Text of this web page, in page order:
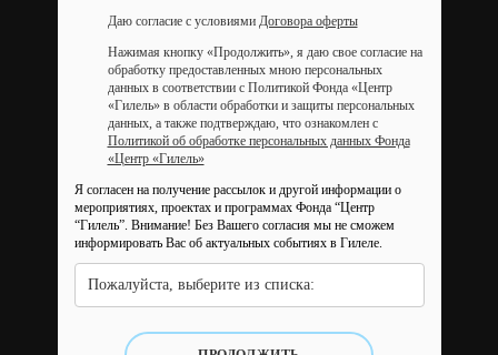
Даю согласие с условиями Договора оферты
Нажимая кнопку «Продолжить», я даю свое согласие на
обработку предоставленных мною персональных
данных в соответствии с Политикой Фонда «Центр
«Гилель» в области обработки и защиты персональных
данных, а также подтверждаю, что ознакомлен с
Политикой об обработке персональных данных Фонда
«Центр «Гилель»
Я согласен на получение рассылок и другой информации о
мероприятиях, проектах и программах Фонда “Центр
“Гилель”. Внимание! Без Вашего согласия мы не сможем
информировать Вас об актуальных событиях в Гилеле.
Пожалуйста, выберите из списка: